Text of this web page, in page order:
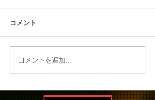
コメント
コメントを追加…